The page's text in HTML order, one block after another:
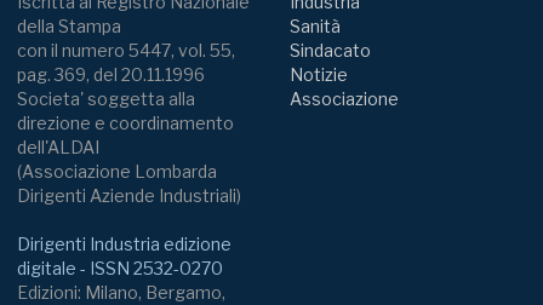
della Stampa
con il numero 5447, vol. 55,
pag. 369, del 20.11.1996
Societa' soggetta alla
direzione e coordinamento
dell'ALDAI
(Associazione Lombarda
Dirigenti Aziende Industriali)
Dirigenti Industria edizione
digitale - ISSN 2532-0270
Edizioni: Milano, Bergamo,
Sanità
Sindacato
Notizie
Associazione